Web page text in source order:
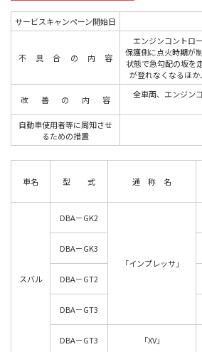
サービスキャンペーン開始日
不具合の内 容
エンジンコントロ
保護側に点火時期が
状態で急勾配の坂を
が登れなくなるほ
改善の内 容
全車両、エンジン
自動車使用者等に周知させ
るための措置
車名 型 式 通 称 名
スバル
DBA－GK2
「インプレッサ」
DBA－GK3
DBA－GT2
DBA－GT3
DBA－GT3 「XV」